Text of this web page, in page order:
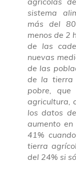
sistema
más del
menos de 2
de las
nuevas
de las
de la tierra
pobre, que
agricultura,
los datos
aumento
41%
tierra
del 24% si